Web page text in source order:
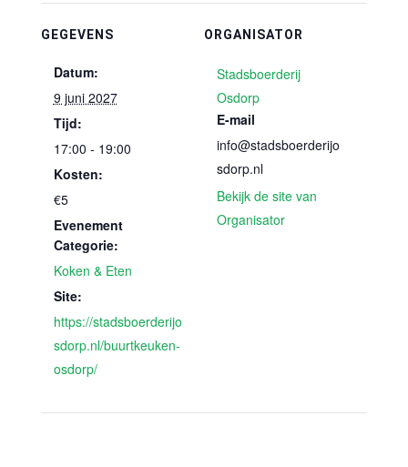
GEGEVENS
Datum:
9 juni 2027
Tijd:
17:00 - 19:00
Kosten:
€5
Evenement
Categorie:
Koken & Eten
Site:
https://stadsboerderijo
sdorp.nl/buurtkeuken-
osdorp/
ORGANISATOR
Stadsboerderij
Osdorp
E-mail
info@stadsboerderijo
sdorp.nl
Bekijk de site van
Organisator